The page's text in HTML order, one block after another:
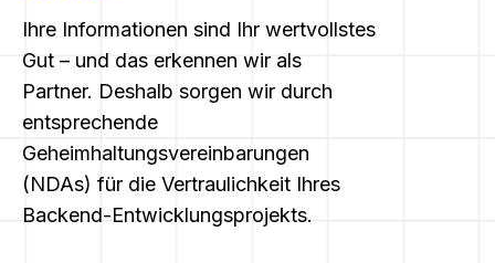
Ihre Informationen sind Ihr wertvollstes
Gut – und das erkennen wir als
Partner. Deshalb sorgen wir durch
entsprechende
Geheimhaltungsvereinbarungen
(NDAs) für die Vertraulichkeit Ihres
Backend-Entwicklungsprojekts.